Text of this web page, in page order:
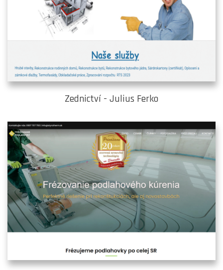
Zednictví - Julius Ferko